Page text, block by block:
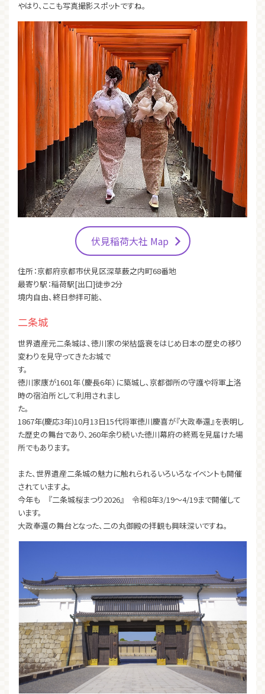
やはり、ここも写真撮影スポットですね。
伏見稲荷大社 Map
住所：京都府京都市伏見区深草薮之内町68番地
最寄り駅：稲荷駅[出口]徒歩2分
境内自由、終日参拝可能、
二条城
世界遺産元二条城は、徳川家の栄枯盛衰をはじめ日本の歴史の移り
変わりを見守ってきたお城で
す
徳川家康が1601年（慶長6年）に築城し、京都御所の守護や将軍上洛
時の宿泊所として利用されまし
た
1867年(慶応3年)10月13日15代将軍徳川慶喜が『大政奉還』を表明し
た歴史の舞台であり、260年余り続いた徳川幕府の終焉を見届けた場
所でもあります。
また、世界遺産二条城の魅力に触れられるいろいろなイベントも開催
されていますよ。
今年も 『二条城桜まつり2026』 令和8年3/19〜4/19まで開催して
います。
大政奉還の舞台となった、二の丸御殿の拝観も興味深いですね。